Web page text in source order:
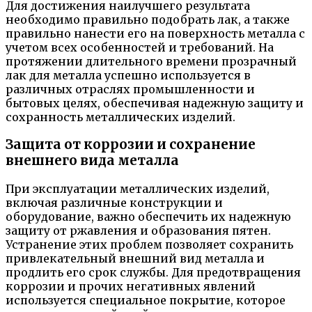
Для достижения наилучшего результата
необходимо правильно подобрать лак, а также
правильно нанести его на поверхность металла с
учетом всех особенностей и требований. На
протяжении длительного времени прозрачный
лак для металла успешно используется в
различных отраслях промышленности и
бытовых целях, обеспечивая надежную защиту и
сохранность металлических изделий.
Защита от коррозии и сохранение
внешнего вида металла
При эксплуатации металлических изделий,
включая различные конструкции и
оборудование, важно обеспечить их надежную
защиту от ржавления и образования пятен.
Устранение этих проблем позволяет сохранить
привлекательный внешний вид металла и
продлить его срок службы. Для предотвращения
коррозии и прочих негативных явлений
используется специальное покрытие, которое